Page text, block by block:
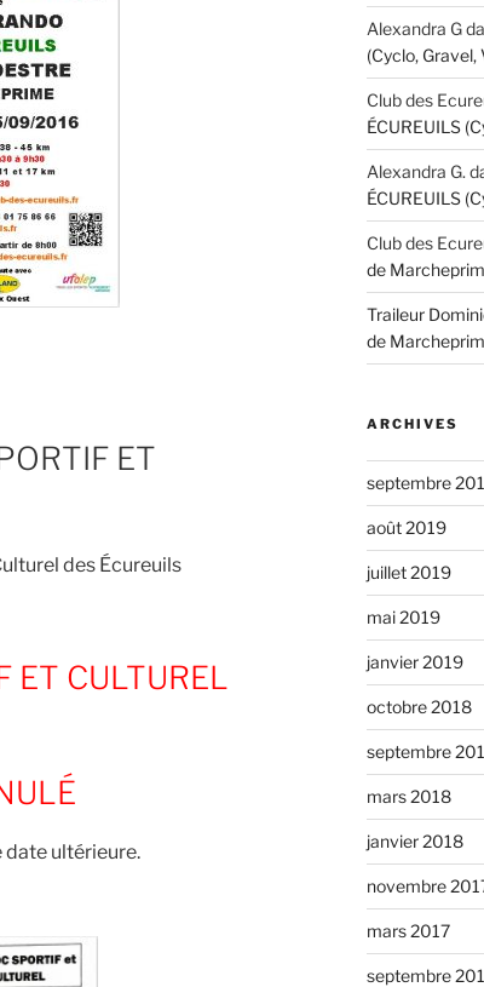
ET
des Écureuils
ET CULTUREL
date ultérieure.
Alexandra G
(Cyclo,
Club des
ÉCUREUILS
Alexandra G.
ÉCUREUILS
Club des
de
Traileur
de
ARCHIVES
septembre
août 2019
juillet 2019
mai 2019
janvier 2019
octobre 2018
septembre
mars 2018
janvier 2018
novembre
mars 2017
septembre